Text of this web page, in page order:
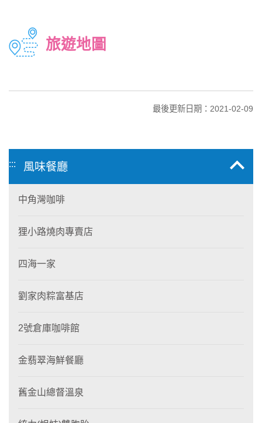
旅遊地圖
最後更新日期：2021-02-09
::: 風味餐廳
中角灣咖啡
狸小路燒肉專賣店
四海一家
劉家肉粽富基店
2號倉庫咖啡館
金翡翠海鮮餐廳
舊金山總督溫泉